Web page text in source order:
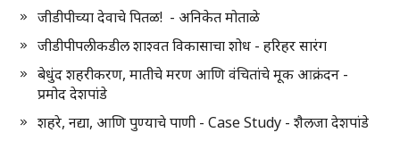
जीडीपीच्या देवाचे पितळ! - अनिकेत मोताळे
जीडीपीपलीकडील शाश्वत विकासाचा शोध - हरिहर सारंग
बेधुंद शहरीकरण, मातीचे मरण आणि वंचितांचे मूक आक्रंदन -
प्रमोद देशपांडे
शहरे, नद्या, आणि पुण्याचे पाणी - Case Study - शैलजा देशपांडे